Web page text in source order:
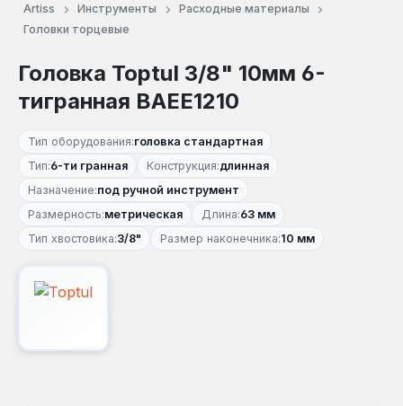
Artiss Инструменты
Расходные материалы
Головки торцевые
Головка Toptul 3/8" 10мм 6-
тигранная BAEE1210
Тип оборудования:головка стандартная
Тип:6-ти гранная Конструкция:длинная
Назначение:под ручной инструмент
Размерность:метрическая Длина:63 мм
Тип хвостовика:3/8" Размер наконечника:10 мм